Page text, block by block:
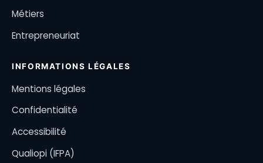
Métiers
Entrepreneuriat
INFORMATIONS LÉGALES
Mentions légales
Confidentialité
Accessibilité
Qualiopi (IFPA)